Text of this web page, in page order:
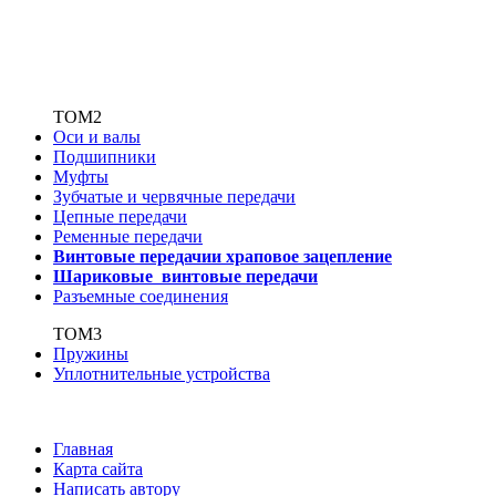
ТОМ2
Оси и валы
Подшипники
Муфты
Зубчатые и червячные передачи
Цепные передачи
Ременные передачи
Винтовые передачии храповое зацепление
Шариковые винтовые передачи
Разъемные соединения
ТОМ3
Пружины
Уплотнительные устройства
Главная
Карта сайта
Написать автору